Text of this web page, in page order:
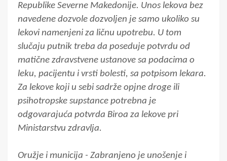
Republike Severne Makedonije. Unos lekova bez
navedene dozvole dozvoljen je samo ukoliko su
lekovi namenjeni za ličnu upotrebu. U tom
slučaju putnik treba da poseduje potvrdu od
matične zdravstvene ustanove sa podacima o
leku, pacijentu i vrsti bolesti, sa potpisom lekara.
Za lekove koji u sebi sadrže opjne droge ili
psihotropske supstance potrebna je
odgovarajuća potvrda Biroa za lekove pri
Ministarstvu zdravlja.
Oružje i municija - Zabranjeno je unošenje i